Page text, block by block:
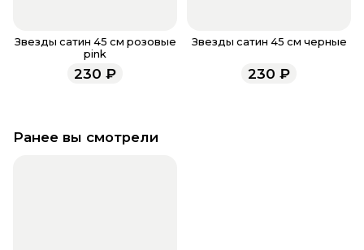
Звезды сатин 45 см розовые
pink
230 ₽
Звезды сатин 45 см черные
230 ₽
Ранее вы смотрели